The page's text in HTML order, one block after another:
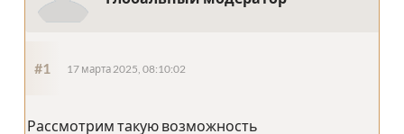
#1 17 марта 2025, 08:10:02
Рассмотрим такую возможность